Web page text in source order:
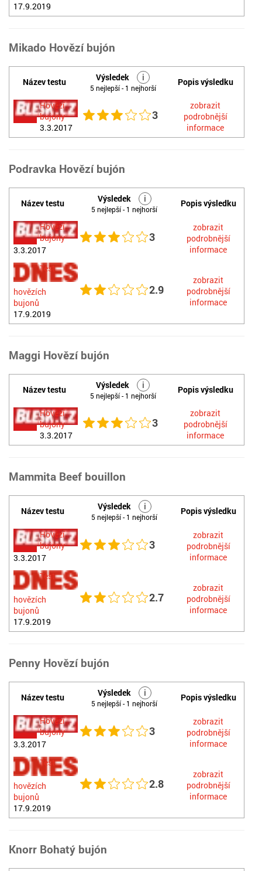
17.9.2019
Mikado Hovězí bujón
Název testu Výsledek i
5 nejlepší - 1 nejhorší
Popis výsledku
Hovězí
bujóny
3.3.2017
3
zobrazit
podrobnější
informace
Podravka Hovězí bujón
Název testu Výsledek i
5 nejlepší - 1 nejhorší
Popis výsledku
Hovězí
bujóny
3.3.2017
3
zobrazit
podrobnější
informace
Test
hovězích
bujonů
17.9.2019
2.9
zobrazit
podrobnější
informace
Maggi Hovězí bujón
Název testu Výsledek i
5 nejlepší - 1 nejhorší
Popis výsledku
Hovězí
bujóny
3.3.2017
3
zobrazit
podrobnější
informace
Mammita Beef bouillon
Název testu Výsledek i
5 nejlepší - 1 nejhorší
Popis výsledku
Hovězí
bujóny
3.3.2017
3
zobrazit
podrobnější
informace
Test
hovězích
bujonů
17.9.2019
2.7
zobrazit
podrobnější
informace
Penny Hovězí bujón
Název testu Výsledek i
5 nejlepší - 1 nejhorší
Popis výsledku
Hovězí
bujóny
3.3.2017
3
zobrazit
podrobnější
informace
Test
hovězích
bujonů
17.9.2019
2.8
zobrazit
podrobnější
informace
Knorr Bohatý bujón